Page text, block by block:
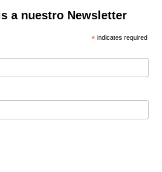
a nuestro Newsletter
* indicates required